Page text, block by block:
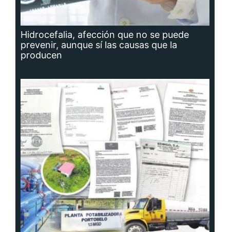
Hidrocefalia, afección que no se puede
prevenir, aunque sí las causas que la
producen